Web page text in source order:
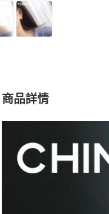
商品詳情